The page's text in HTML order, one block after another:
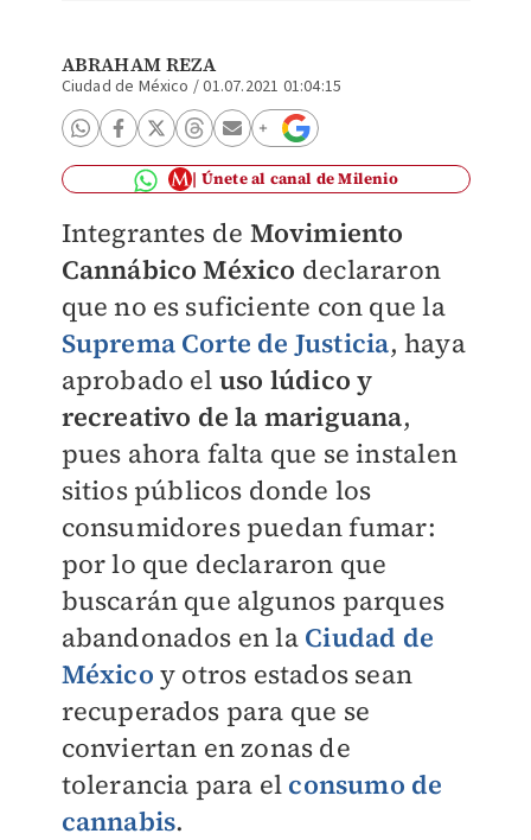
ABRAHAM REZA
Ciudad de México /01.07.2021 01:04:15
Únete al canal de Milenio
Integrantes de Movimiento
Cannábico México declararon
que no es suficiente con que la
Suprema Corte de Justicia, haya
aprobado el uso lúdico y
recreativo de la mariguana,
pues ahora falta que se instalen
sitios públicos donde los
consumidores puedan fumar:
por lo que declararon que
buscarán que algunos parques
abandonados en la Ciudad de
México y otros estados sean
recuperados para que se
conviertan en zonas de
tolerancia para el consumo de
cannabis.